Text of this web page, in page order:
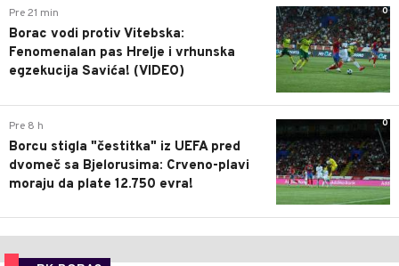
0
Pre 21 min
Borac vodi protiv Vitebska:
Fenomenalan pas Hrelje i vrhunska
egzekucija Savića! (VIDEO)
0
Pre 8 h
Borcu stigla "čestitka" iz UEFA pred
dvomeč sa Bjelorusima: Crveno-plavi
moraju da plate 12.750 evra!